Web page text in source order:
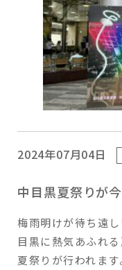
2024年07月04日
中目黒夏祭りが
梅雨明けが待ち遠
目黒に熱気あふれ
夏祭りが行われま